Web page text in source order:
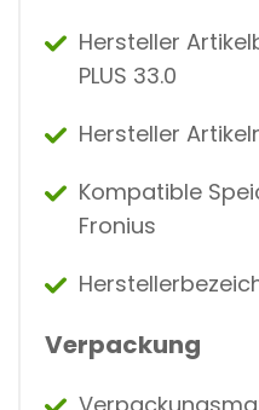
Hersteller
PLUS 33.0
Hersteller
Kompatible
Fronius
Verpackung